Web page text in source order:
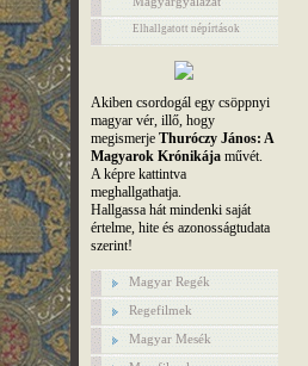
Elhallgatott népírtások
Akiben csordogál egy csöppnyi
magyar vér, illő, hogy
megismerje Thuróczy János: A
Magyarok Krónikájaművét.
A képre kattintva
meghallgathatja.
Hallgassa hát mindenki saját
értelme, hite és azonosságtudata
szerint!
Magyar Regék
Regefilmek
Magyar Mesék